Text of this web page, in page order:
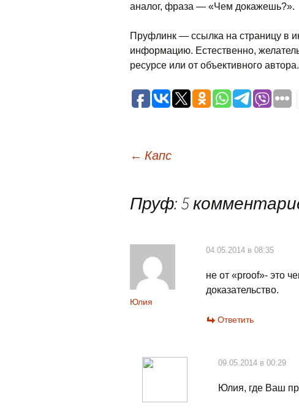
аналог, фраза — «Чем докажешь?».
Пруфлинк — ссылка на страницу в
информацию. Естественно,
ресурсе или от объективного автора.
Навигация
← Капс
Пруф: 5
Юлия
04.05.2014 в 08:35
не от «proof»- это
доказательство.
Ответить
09.05.2014 в 00:29
Юлия, где Ваш